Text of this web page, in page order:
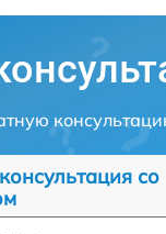
со